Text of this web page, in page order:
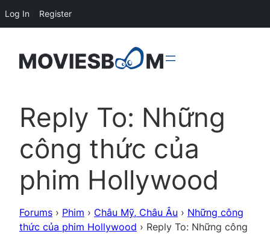
Reply To: Những
công thức của
phim Hollywood
Forums › Phim › Châu Mỹ, Châu Âu › Những công
thức của phim Hollywood › Reply To: Những công
Log In Register